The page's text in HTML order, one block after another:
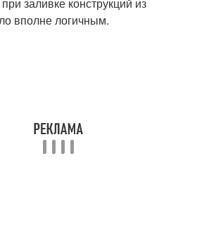
вполне логичным.